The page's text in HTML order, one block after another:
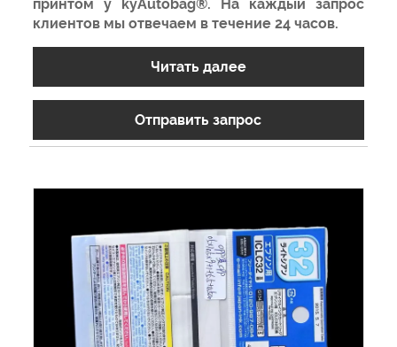
принтом у kyAutobag®. На каждый запрос
клиентов мы отвечаем в течение 24 часов.
Читать далее
Отправить запрос